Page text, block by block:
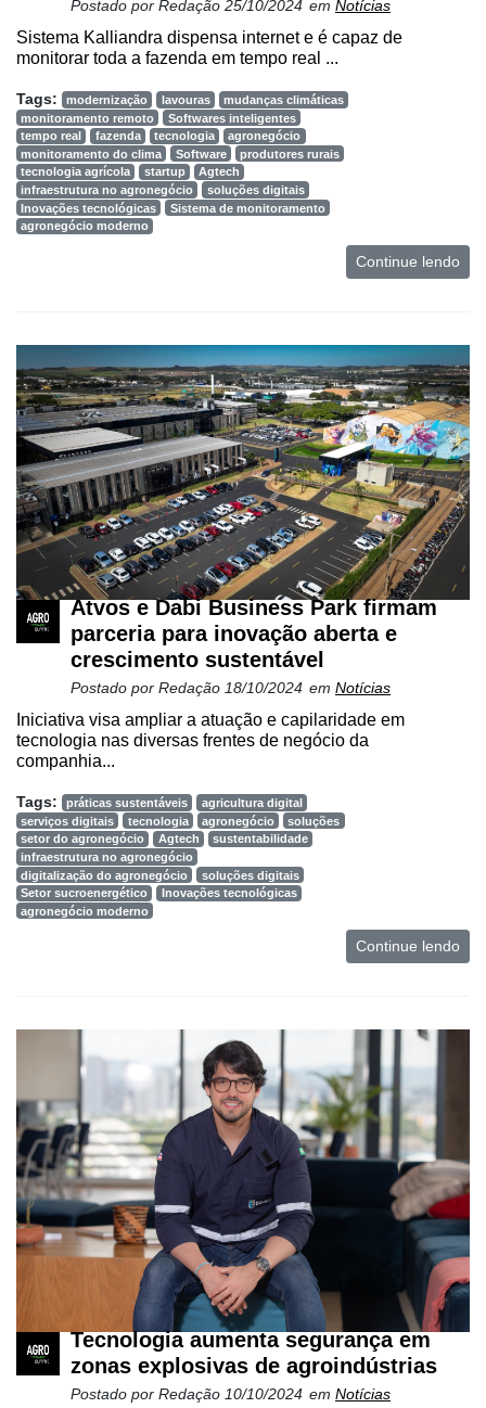
Postado por Redação 25/10/2024 em Notícias
Sistema Kalliandra dispensa internet e é capaz de
monitorar toda a fazenda em tempo real ...
Tags: modernização lavouras
mudanças climáticas
monitoramento remoto
Softwares inteligentes
tempo real
fazenda tecnologia
agronegócio
monitoramento do clima
Software
produtores rurais
tecnologia agrícola
startup
Agtech
infraestrutura no agronegócio
soluções digitais
Inovações tecnológicas
Sistema de monitoramento
agronegócio moderno
Continue lendo
Atvos e Dabi Business Park firmam
parceria para inovação aberta e
crescimento sustentável
Postado por Redação 18/10/2024 em Notícias
Iniciativa visa ampliar a atuação e capilaridade em
tecnologia nas diversas frentes de negócio da
companhia...
Tags: práticas sustentáveis
agricultura digital
serviços digitais
tecnologia agronegócio
soluções
setor do agronegócio
Agtech
sustentabilidade
infraestrutura no agronegócio
digitalização do agronegócio
soluções digitais
Setor sucroenergético
Inovações tecnológicas
agronegócio moderno
Continue lendo
Tecnologia aumenta segurança em
zonas explosivas de agroindústrias
Postado por Redação 10/10/2024 em Notícias